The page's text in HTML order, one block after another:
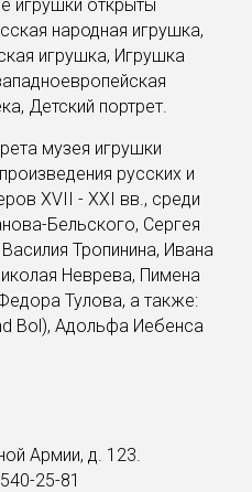
игрушки открыты
народная игрушка,
игрушка, Игрушка
Детский портрет.
музея игрушки
русских и
XVII - XXI вв., среди
Бельского, Сергея
Тропинина, Ивана
Неврева, Пимена
Тулова, а также:
Bol), Адольфа Иебенса
Армии, д. 123.
25-81